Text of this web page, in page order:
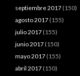
septiembre 2017 (150)
agosto 2017 (155)
julio 2017 (155)
junio 2017 (150)
mayo 2017 (155)
abril 2017 (150)